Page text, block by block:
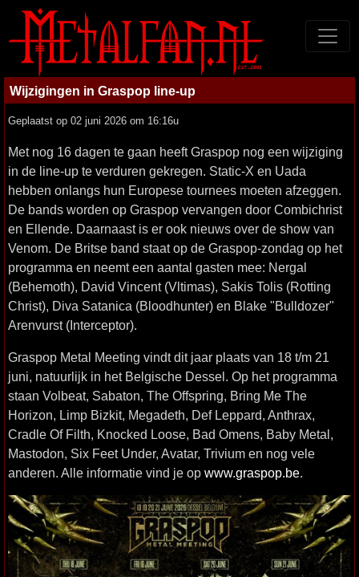
Wijzigingen in Graspop line-up
Geplaatst op 02 juni 2026 om 16:16u
Met nog 16 dagen te gaan heeft Graspop nog een wijziging
in de line-up te verduren gekregen. Static-X en Uada
hebben onlangs hun Europese tournees moeten afzeggen.
De bands worden op Graspop vervangen door Combichrist
en Ellende. Daarnaast is er ook nieuws over de show van
Venom. De Britse band staat op de Graspop-zondag op het
programma en neemt een aantal gasten mee: Nergal
(Behemoth), David Vincent (Vltimas), Sakis Tolis (Rotting
Christ), Diva Satanica (Bloodhunter) en Blake "Bulldozer"
Arenvurst (Interceptor).
Graspop Metal Meeting vindt dit jaar plaats van 18 t/m 21
juni, natuurlijk in het Belgische Dessel. Op het programma
staan Volbeat, Sabaton, The Offspring, Bring Me The
Horizon, Limp Bizkit, Megadeth, Def Leppard, Anthrax,
Cradle Of Filth, Knocked Loose, Bad Omens, Baby Metal,
Mastodon, Six Feet Under, Avatar, Trivium en nog vele
anderen. Alle informatie vind je op www.graspop.be.